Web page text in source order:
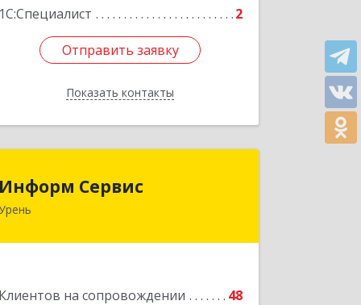
1С:Специалист
2
Отправить заявку
Показать контакты
Отправить заявку
Назад
Информ Сервис
Клиентов на сопровождении 48
606800, Нижегородская обл, Уренский